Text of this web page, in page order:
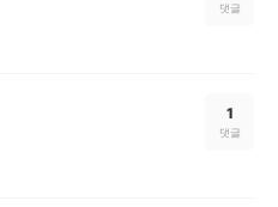
댓글
1
댓글